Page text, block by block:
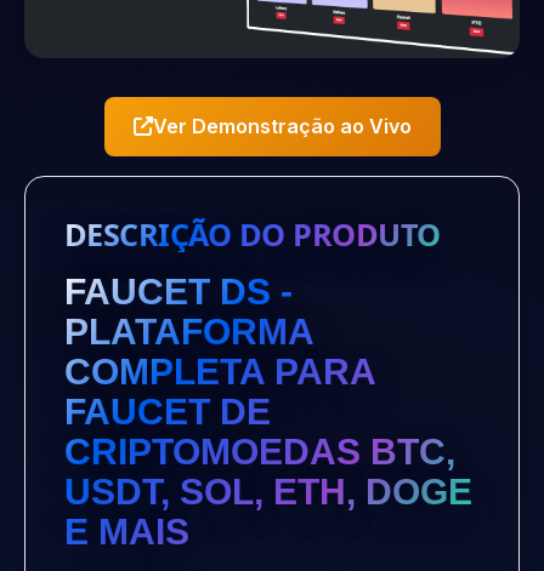
Ver Demonstração ao Vivo
DESCRIÇÃO DO PRODUTO
FAUCET DS -
PLATAFORMA
COMPLETA PARA
FAUCET DE
CRIPTOMOEDAS BTC,
USDT, SOL, ETH, DOGE
E MAIS